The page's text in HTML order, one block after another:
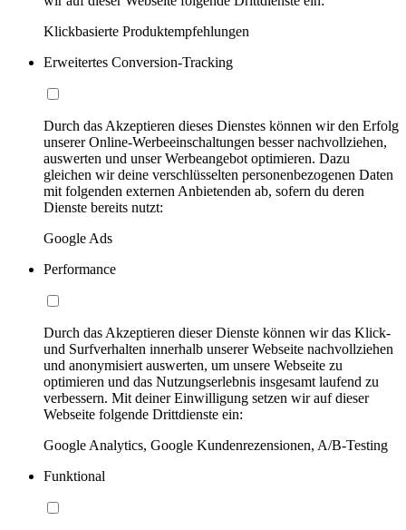
Klickbasierte Produktempfehlungen
Erweitertes Conversion-Tracking
Durch das Akzeptieren dieses Dienstes können wir den Erfolg
unserer Online-Werbeeinschaltungen besser nachvollziehen,
auswerten und unser Werbeangebot optimieren. Dazu
gleichen wir deine verschlüsselten personenbezogenen Daten
mit folgenden externen Anbietenden ab, sofern du deren
Dienste bereits nutzt:
Google Ads
Performance
Durch das Akzeptieren dieser Dienste können wir das Klick-
und Surfverhalten innerhalb unserer Webseite nachvollziehen
und anonymisiert auswerten, um unsere Webseite zu
optimieren und das Nutzungserlebnis insgesamt laufend zu
verbessern. Mit deiner Einwilligung setzen wir auf dieser
Webseite folgende Drittdienste ein:
Google Analytics, Google Kundenrezensionen, A/B-Testing
Funktional